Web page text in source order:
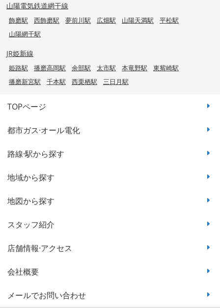
山陽電気鉄道網干線
飾磨駅 西飾磨駅 夢前川駅 広畑駅 山陽天満駅
平松駅
山陽網干駅
JR姫新線
姫路駅 播磨高岡駅 余部駅 太市駅 本竜野駅
東觜崎駅
播磨新宮駅
千本駅 西栗栖駅 三日月駅
TOPページ
都市ガス·オール電化
路線·駅から探す
地域から探す
地図から探す
スタッフ紹介
店舗情報·アクセス
会社概要
メールでお問い合わせ